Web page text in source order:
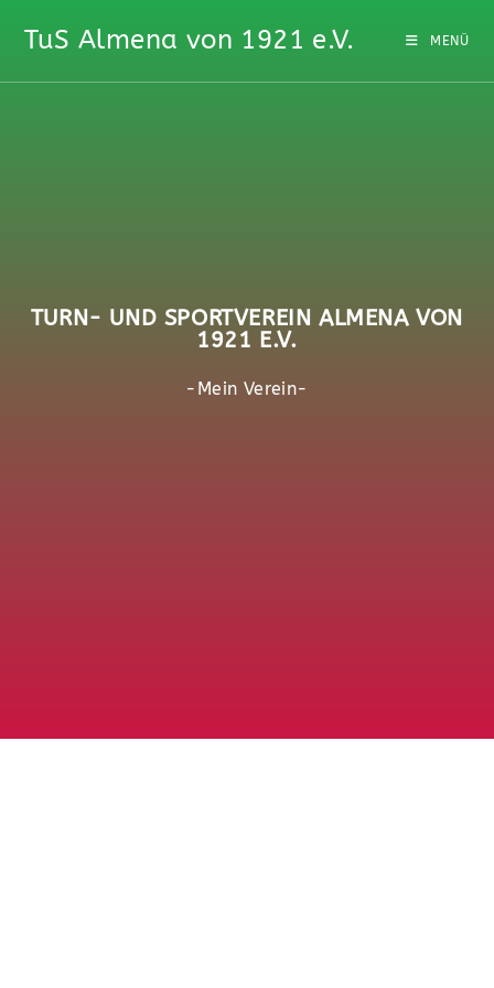
TuS Almena von 1921 e.V. MENÜ
TURN- UND SPORTVEREIN ALMENA VON
1921 E.V.
-Mein Verein-